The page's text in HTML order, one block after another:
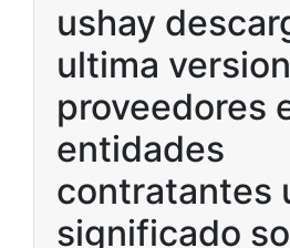
ushay
ultima
proveedores
entidades
contratantes
significado